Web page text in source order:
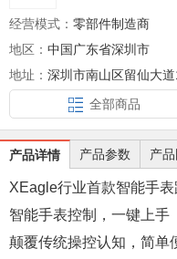
经营模式： 零部件制造商
地区： 中国广东省深圳市
地址： 深圳市南山区留仙大
全部商品
产品详情 产品参数 产
XEagle行业首款智能手
智能手表控制，一键上手
颠覆传统操控认知，简单